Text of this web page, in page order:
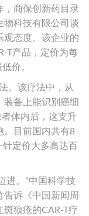
，商保创新药目录
物科技有限公司谈
观态度。该企业的
T产品，定价为每
价。
。该疗法中，从
装备上能识别癌细
者体内后，这支升
。目前国内共有8
定价大多高达百
进。”中国科学技
诉《中国新闻周
狼疮的CAR-T疗